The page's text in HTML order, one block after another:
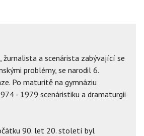
žurnalista a scenárista zabývající se
problémy, se narodil 6.
Po maturitě na gymnáziu
- 1979 scenáristiku a dramaturgii
90. let 20. století byl